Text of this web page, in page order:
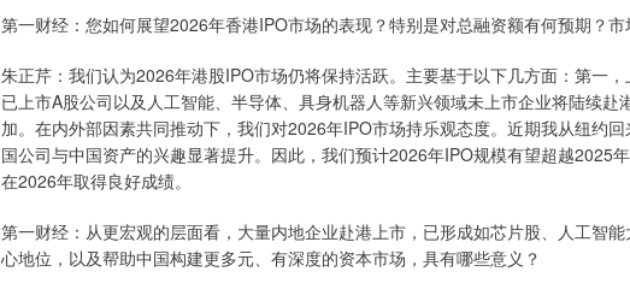
第一财经：您如何展望2026年香港IPO市场的表现？特别是对总融资额有何预期？市
朱正芹：我们认为2026年港股IPO市场仍将保持活跃。主要基于以下几方面：第一
已上市A股公司以及人工智能、半导体、具身机器人等新兴领域未上市企业将陆续
加。在内外部因素共同推动下，我们对2026年IPO市场持乐观态度。近期我从纽约
国公司与中国资产的兴趣显著提升。因此，我们预计2026年IPO规模有望超越2025
在2026年取得良好成绩。
第一财经：从更宏观的层面看，大量内地企业赴港上市，已形成如芯片股、人工智
心地位，以及帮助中国构建更多元、有深度的资本市场，具有哪些意义？